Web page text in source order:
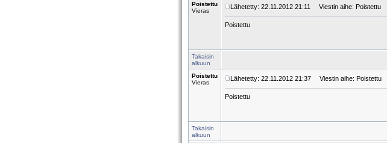
Poistettu
Vieras
Lähetetty: 22.11.2012 21:11 Viestin aihe: Poistettu
Poistettu
Takaisin
alkuun
Poistettu
Vieras
Lähetetty: 22.11.2012 21:37 Viestin aihe: Poistettu
Poistettu
Takaisin
alkuun